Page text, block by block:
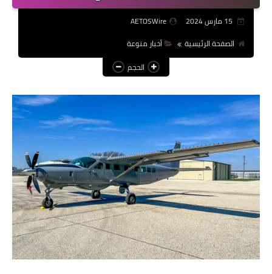
فن وثقافة
أخبار مصر
أخبار عربية
أخبار النجوم
أخبار العالم
AETOSWire
الصفحة الرئيسية
أخبار منوعة
الحجم